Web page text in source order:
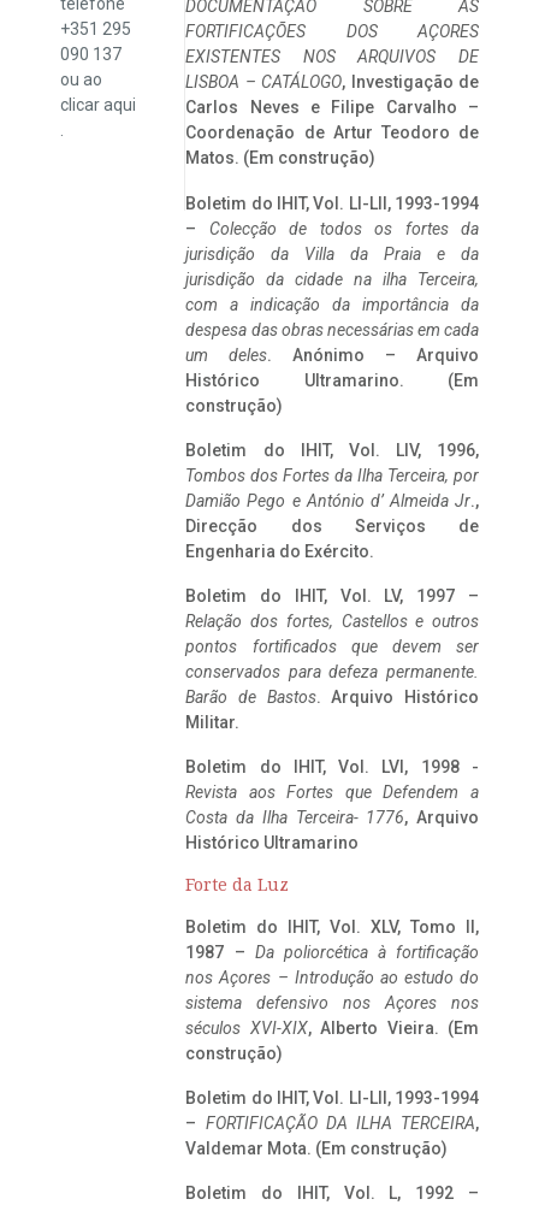
+351 295
090 137
ou ao
clicaraqui
DOCUMENTAÇÃO SOBRE AS
FORTIFICAÇÕES DOS AÇORES
EXISTENTES NOS ARQUIVOS DE
LISBOA – CATÁLOGO, Investigação de
Carlos Neves e Filipe Carvalho –
Coordenação de Artur Teodoro de
Matos. (Em construção)
Boletim do IHIT, Vol. LI-LII, 1993-1994
– Colecção de todos os fortes da
jurisdição da Villa da Praia e da
jurisdição da cidade na ilha Terceira,
com a indicação da importância da
despesa das obras necessárias em cada
um deles. Anónimo – Arquivo
Histórico Ultramarino. (Em
construção)
Boletim do IHIT, Vol. LIV, 1996,
Tombos dos Fortes da Ilha Terceira, por
Damião Pego e António d’ Almeida Jr.,
Direcção dos Serviços de
Engenharia do Exército.
Boletim do IHIT, Vol. LV, 1997 –
Relação dos fortes, Castellos e outros
pontos fortificados que devem ser
conservados para defeza permanente.
Barão de Bastos. Arquivo Histórico
Militar.
Boletim do IHIT, Vol. LVI, 1998 -
Revista aos Fortes que Defendem a
Costa da Ilha Terceira- 1776, Arquivo
Histórico Ultramarino
Forte da Luz
Boletim do IHIT, Vol. XLV, Tomo II,
1987 – Da poliorcética à fortificação
nos Açores – Introdução ao estudo do
sistema defensivo nos Açores nos
séculos XVI-XIX, Alberto Vieira. (Em
construção)
Boletim do IHIT, Vol. LI-LII, 1993-1994
– FORTIFICAÇÃO DA ILHA TERCEIRA,
Valdemar Mota. (Em construção)
Boletim do IHIT, Vol. L, 1992 –